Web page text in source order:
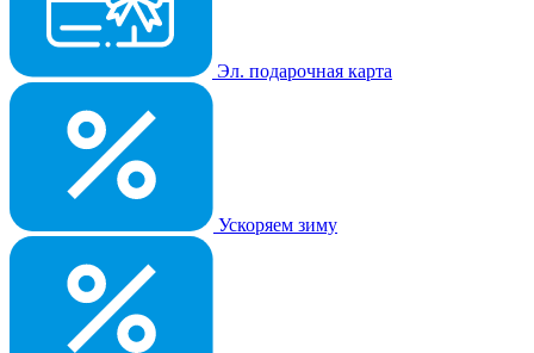
Эл. подарочная карта
Ускоряем зиму